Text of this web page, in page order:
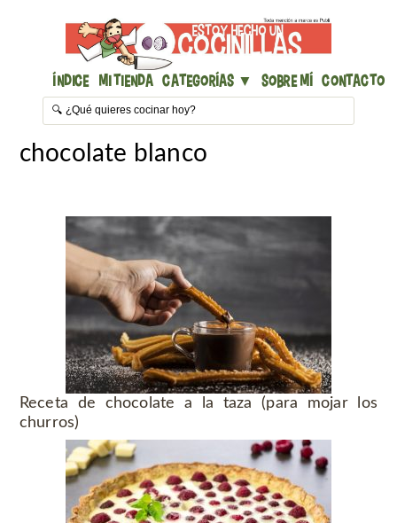
Índice Mi Tienda Categorías ▼ Sobre mí Contacto
chocolate blanco
Receta de chocolate a la taza (para mojar los
churros)